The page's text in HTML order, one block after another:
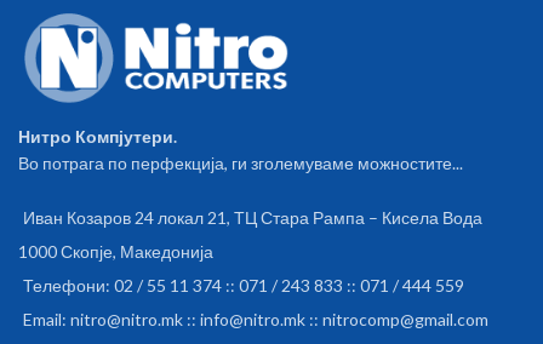
Нитро Компјутери.
Во потрага по перфекција, ги зголемуваме можностите...
Иван Козаров 24 локал 21, ТЦ Стара Рампа – Кисела Вода
1000 Скопје, Македонија
Телефони: 02 / 55 11 374 :: 071 / 243 833 :: 071 / 444 559
Email: nitro@nitro.mk :: info@nitro.mk :: nitrocomp@gmail.com